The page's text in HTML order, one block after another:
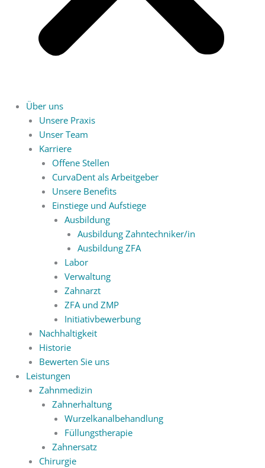
Über uns
Unsere Praxis
Unser Team
Karriere
Offene Stellen
CurvaDent als Arbeitgeber
Unsere Benefits
Einstiege und Aufstiege
Ausbildung
Ausbildung Zahntechniker/in
Ausbildung ZFA
Labor
Verwaltung
Zahnarzt
ZFA und ZMP
Initiativbewerbung
Nachhaltigkeit
Historie
Bewerten Sie uns
Leistungen
Zahnmedizin
Zahnerhaltung
Wurzelkanalbehandlung
Füllungstherapie
Zahnersatz
Chirurgie